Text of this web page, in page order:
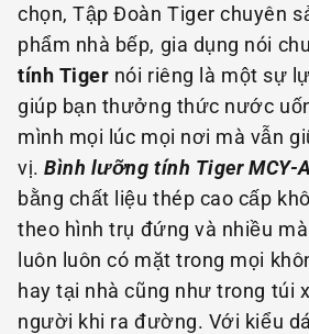
chọn, Tập Đoàn Tiger chuyên
phẩm nhà bếp, gia dụng nói
tính Tiger nói riêng là một sự
giúp bạn thưởng thức nước
mình mọi lúc mọi nơi mà vẫn
vị.Bình lưỡng tính Tiger MCY-
bằng chất liệu thép cao cấp
theo hình trụ đứng và nhiều
luôn luôn có mặt trong mọi
hay tại nhà cũng như trong túi
người khi ra đường. Với kiểu